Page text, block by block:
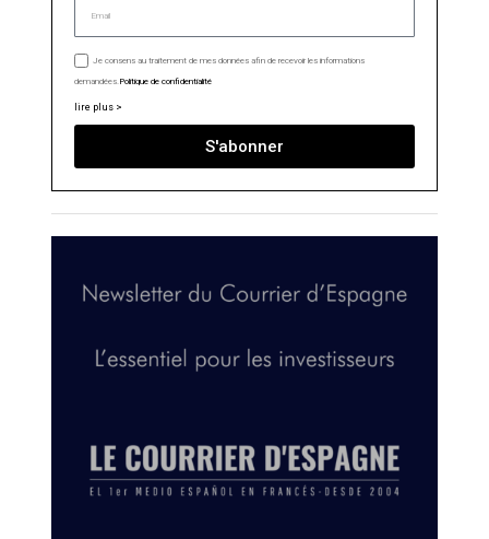
Je consens au traitement de mes données afin de recevoir les informations
demandées.Politique de confidentialité
lire plus >
S'abonner